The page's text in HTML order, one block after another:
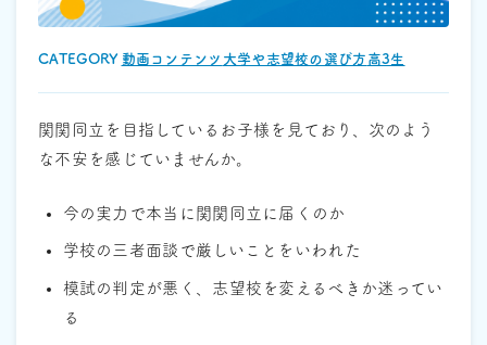
CATEGORY :動画コンテンツ 大学や志望校の選び方 高3生
関関同立を目指しているお子様を見ており、次のよう
な不安を感じていませんか。
今の実力で本当に関関同立に届くのか
学校の三者面談で厳しいことをいわれた
模試の判定が悪く、志望校を変えるべきか迷ってい
る